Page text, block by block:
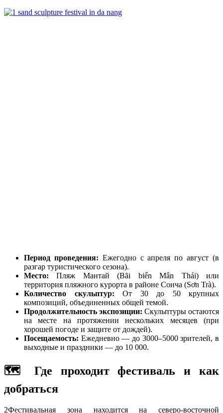
Период проведения: Ежегодно с апреля по август (в
разгар туристического сезона).
Место: Пляж Мантай (Bãi biển Mân Thái) или
территория пляжного курорта в районе Сонча (Sơn Trà).
Количество скульптур: От 30 до 50 крупных
композиций, объединенных общей темой.
Продолжительность экспозиции: Скульптуры остаются
на месте на протяжении нескольких месяцев (при
хорошей погоде и защите от дождей).
Посещаемость: Ежедневно — до 3000–5000 зрителей, в
выходные и праздники — до 10 000.
🗺️ Где проходит фестиваль и как
добраться
2Фестивальная зона находится на северо-восточной